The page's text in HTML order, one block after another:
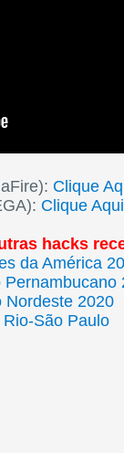
Clique
Clique
hacks
da América
Nordeste 2020
Rio-São Paulo